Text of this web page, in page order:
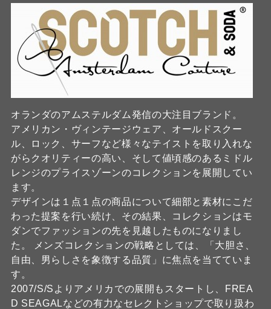
オランダのアムステルダム発信の大注目ブランド。
アメリカン・ヴィンテージウェア、オールドスクー
ル、ロック、サーフなど様々なテイストを取り入れな
がらクオリティーの高い、そして値頃感のあるミドル
レンジのプライスゾーンのコレクションを展開してい
ます。
デザインは１点１点の商品について細部と素材にこだ
わった提案を行い続け、その結果、コレクションはモ
ダンでファッションの先を見越したものになりまし
た。 メンズコレクションの戦略としては、「大胆さ、
自由、男らしさを象徴する品質」に焦点を当てていま
す。
2007/S/Sよりアメリカでの展開もスタートし、FREA
D SEAGALなどの有力なセレクトショップで取り扱わ